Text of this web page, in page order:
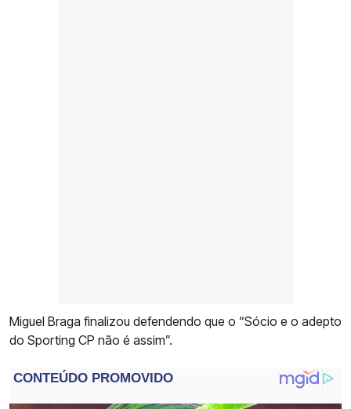
Miguel Braga finalizou defendendo que o “Sócio e o adepto
do Sporting CP não é assim”.